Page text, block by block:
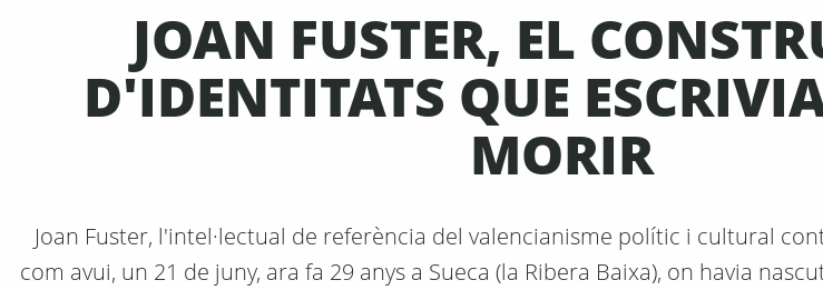
JOAN FUSTER, EL
D'IDENTITATS QUE
MORIR
Joan Fuster, l'intel·lectual de referència del valencianisme polític i cultural
com avui, un 21 de juny, ara fa 29 anys a Sueca (la Ribera Baixa), on havia